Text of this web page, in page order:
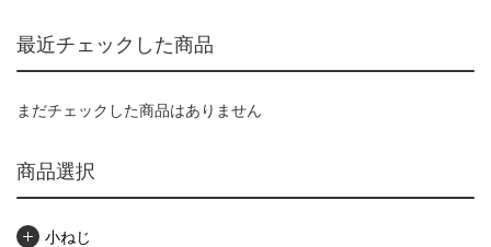
最近チェックした商品
まだチェックした商品はありません
商品選択
小ねじ